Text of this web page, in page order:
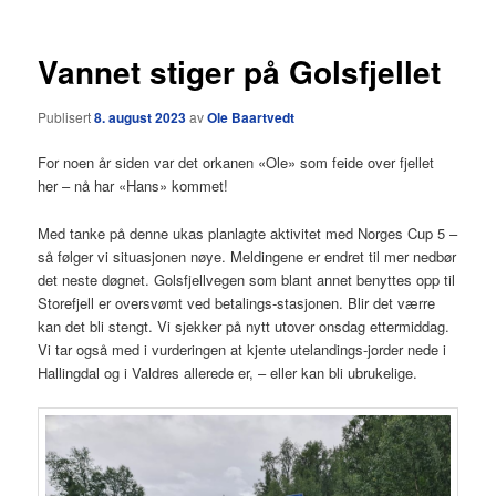
Vannet stiger på Golsfjellet
Publisert8. august 2023avOle Baartvedt
For noen år siden var det orkanen «Ole» som feide over fjellet
her – nå har «Hans» kommet!
Med tanke på denne ukas planlagte aktivitet med Norges Cup 5 –
så følger vi situasjonen nøye. Meldingene er endret til mer nedbør
det neste døgnet. Golsfjellvegen som blant annet benyttes opp til
Storefjell er oversvømt ved betalings-stasjonen. Blir det værre
kan det bli stengt. Vi sjekker på nytt utover onsdag ettermiddag.
Vi tar også med i vurderingen at kjente utelandings-jorder nede i
Hallingdal og i Valdres allerede er, – eller kan bli ubrukelige.